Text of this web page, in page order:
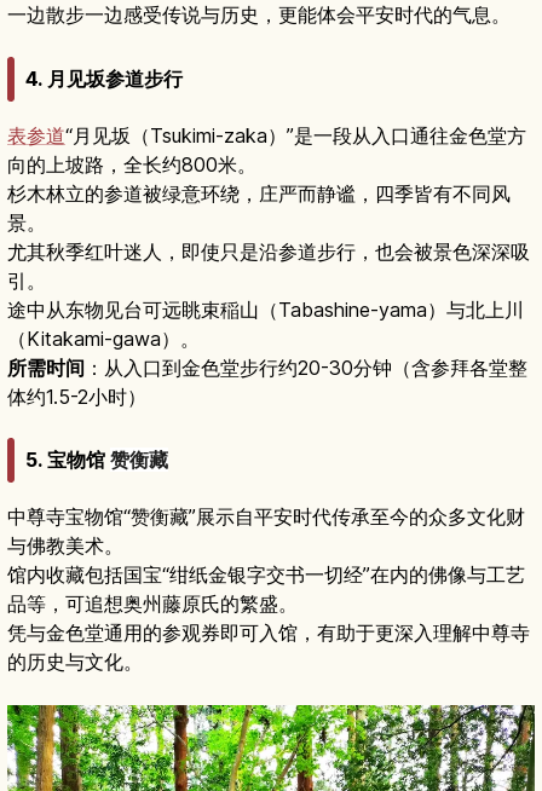
一边散步一边感受传说与历史，更能体会平安时代的气息。
4. 月见坂参道步行
表参道“月见坂（Tsukimi-zaka）”是一段从入口通往金色堂方
向的上坡路，全长约800米。
杉木林立的参道被绿意环绕，庄严而静谧，四季皆有不同风
景。
尤其秋季红叶迷人，即使只是沿参道步行，也会被景色深深吸
引。
途中从东物见台可远眺束稲山（Tabashine-yama）与北上川
（Kitakami-gawa）。
所需时间 ：从入口到金色堂步行约20-30分钟（含参拜各堂整
体约1.5-2小时）
5. 宝物馆 赞衡藏
中尊寺宝物馆“赞衡藏”展示自平安时代传承至今的众多文化财
与佛教美术。
馆内收藏包括国宝“绀纸金银字交书一切经”在内的佛像与工艺
品等，可追想奥州藤原氏的繁盛。
凭与金色堂通用的参观券即可入馆，有助于更深入理解中尊寺
的历史与文化。